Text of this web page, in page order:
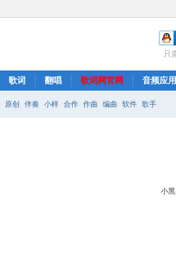
只
歌词 翻唱 歌词网官网 音频应
原创 伴奏 小样 合作 作曲 编曲 软件 歌手
小